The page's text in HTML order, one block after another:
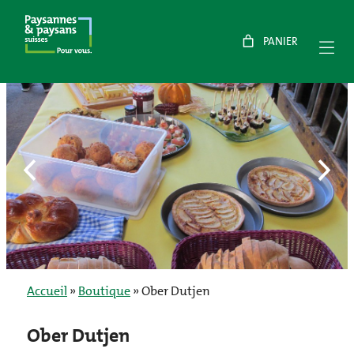
Aller
au
contenu
Accueil » Boutique»Ober Dutjen
Ober Dutjen